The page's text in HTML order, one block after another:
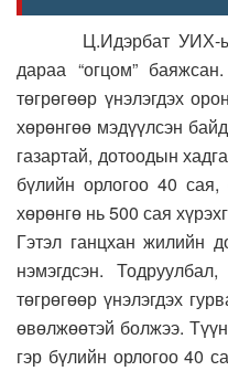
Ц.Идэрбат УИХ-ын
дараа “огцом”
төгрөгөөр үнэлэгдэх
хөрөнгөө мэдүүлсэн
газартай, дотоодын
бүлийн орлогоо 40
хөрөнгө нь 500 сая
Гэтэл ганцхан жилийн
нэмэгдсэн.
төгрөгөөр үнэлэгдэх
өвөлжөөтэй болжээ.
гэр бүлийн орлогоо 40